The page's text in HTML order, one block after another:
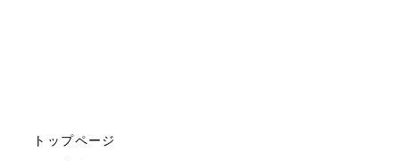
トップページ